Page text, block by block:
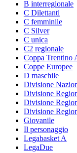
B interregionale
C Dilettanti
C femminile
C Silver
C unica
C2 regionale
Coppa Trentino
Coppe Europee
D maschile
Divisione
Divisione
Divisione
Divisione
Giovanile
Il personaggio
Legabasket A
LegaDue